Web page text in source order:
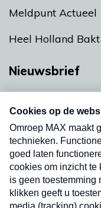
Meldpunt Actueel
Heel Holland Bakt
Nieuwsbrief
nieuwsbrief. Elke
uw mailbox.